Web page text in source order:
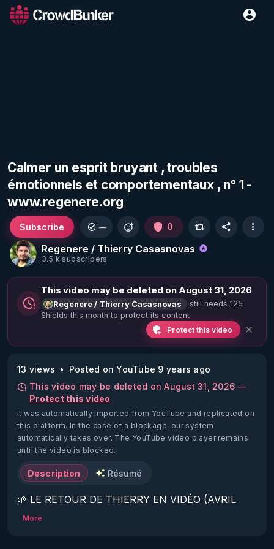
Calmer un esprit bruyant , troubles
émotionnels et comportementaux , n° 1 -
www.regenere.org
Regenere / Thierry Casasnovas
3.5 k subscribers
Subscribe — 0
This video may be deleted on August 31, 2026
Regenere / Thierry Casasnovas
still needs 125
Shields this month to protect its content
Protect this video
13 views
Posted on YouTube 9 years ago
This video may be deleted on August 31, 2026 —
Protect this video
It was automatically imported from YouTube and replicated on
this platform. In the case of a blockage, our system
automatically takes over. The YouTube video player remains
until the video is blocked.
Description Résumé
🌱 LE RETOUR DE THIERRY EN VIDÉO (AVRIL
2022)!
More